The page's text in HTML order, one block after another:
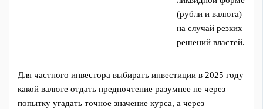
(рубли и валюта)
на случай резких
решений властей.
Для частного инвестора выбирать инвестиции в 2025 году
какой валюте отдать предпочтение разумнее не через
попытку угадать точное значение курса, а через